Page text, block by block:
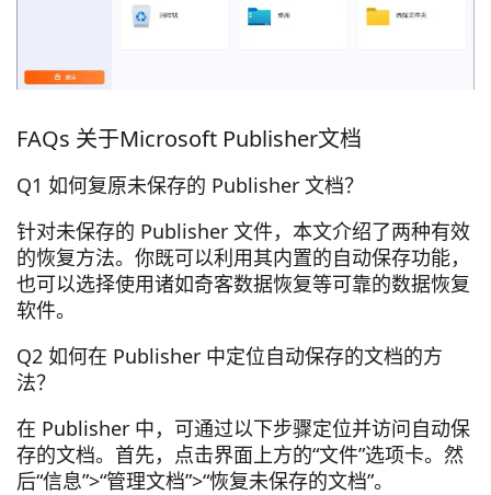
FAQs 关于Microsoft Publisher文档
Q1 如何复原未保存的 Publisher 文档？
针对未保存的 Publisher 文件，本文介绍了两种有效
的恢复方法。你既可以利用其内置的自动保存功能，
也可以选择使用诸如奇客数据恢复等可靠的数据恢复
软件。
Q2 如何在 Publisher 中定位自动保存的文档的方
法？
在 Publisher 中，可通过以下步骤定位并访问自动保
存的文档。首先，点击界面上方的“文件”选项卡。然
后“信息”>“管理文档”>“恢复未保存的文档”。